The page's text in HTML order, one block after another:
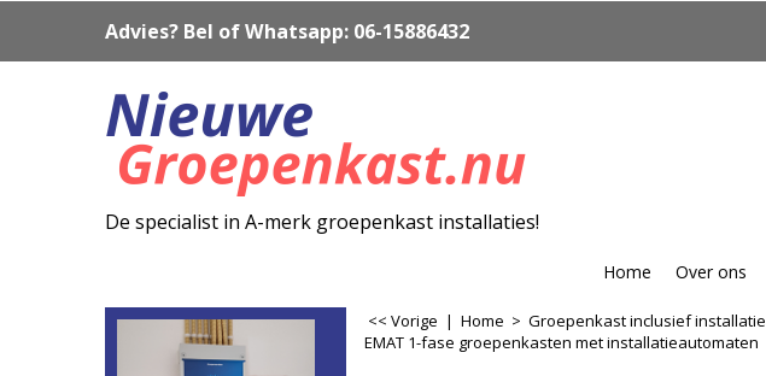
Advies? Bel of Whatsapp: 06-15886432
De specialist in A-merk groepenkast installaties!
Home Over ons
<< Vorige | Home > Groepenkast inclusief installatie
EMAT 1-fase groepenkasten met installatieautomaten